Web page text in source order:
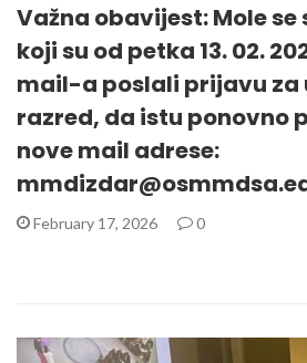
Važna obavijest: Mole
koji su od petka 13. 02.
mail-a poslali prijavu za
razred, da istu ponovno
nove mail adrese:
February 17, 2026 0